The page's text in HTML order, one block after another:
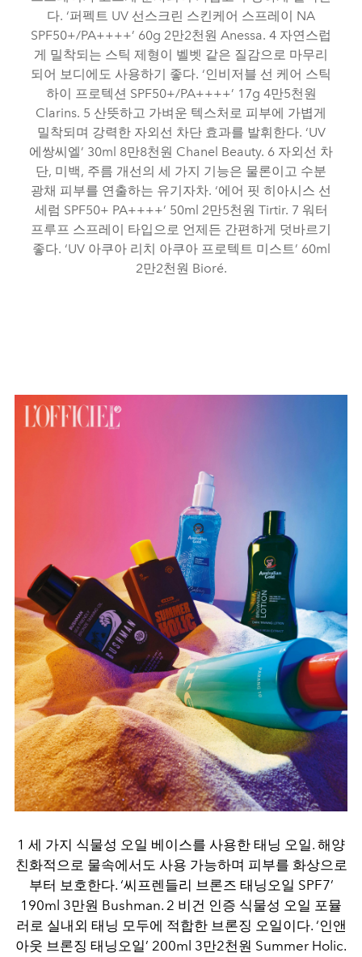
다. ‘퍼펙트 UV 선스크린 스킨케어 스프레이 NA
SPF50+/PA++++’ 60g 2만2천원 Anessa. 4 자연스럽
게 밀착되는 스틱 제형이 벨벳 같은 질감으로 마무리
되어 보디에도 사용하기 좋다. ‘인비저블 선 케어 스틱
하이 프로텍션 SPF50+/PA++++’ 17g 4만5천원
Clarins. 5 산뜻하고 가벼운 텍스처로 피부에 가볍게
밀착되며 강력한 자외선 차단 효과를 발휘한다. ‘UV
에쌍씨엘’ 30ml 8만8천원 Chanel Beauty. 6 자외선 차
단, 미백, 주름 개선의 세 가지 기능은 물론이고 수분
광채 피부를 연출하는 유기자차. ‘에어 핏 히아시스 선
세럼 SPF50+ PA++++’ 50ml 2만5천원 Tirtir. 7 워터
프루프 스프레이 타입으로 언제든 간편하게 덧바르기
좋다. ‘UV 아쿠아 리치 아쿠아 프로텍트 미스트’ 60ml
2만2천원 Bioré.
1 세 가지 식물성 오일 베이스를 사용한 태닝 오일. 해양
친화적으로 물속에서도 사용 가능하며 피부를 화상으로
부터 보호한다. ‘씨프렌들리 브론즈 태닝오일 SPF7’
190ml 3만원 Bushman. 2 비건 인증 식물성 오일 포뮬
러로 실내외 태닝 모두에 적합한 브론징 오일이다. ‘인앤
아웃 브론징 태닝오일’ 200ml 3만2천원 Summer Holic.